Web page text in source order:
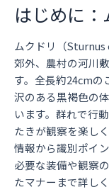
はじめに
ムクドリ（Sturnus
郊外、農村の河川
す。全長約24cmの
沢のある黒褐色の
います。群れで行
たきが観察を楽し
情報から識別ポイ
必要な装備や観察
たマナーまで詳し